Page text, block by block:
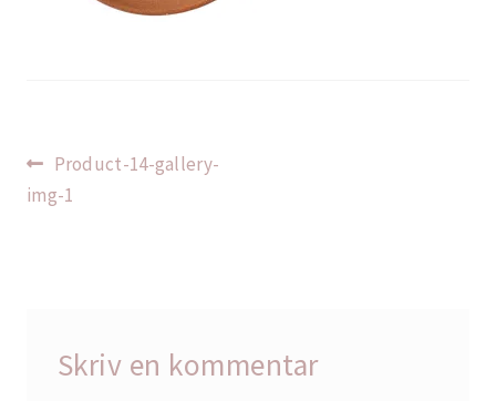
Indlægsnavigation
Forrige
indlæg:
Product-14-gallery-
img-1
Skriv en kommentar